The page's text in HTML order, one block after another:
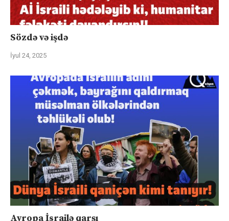
Sözdə və işdə
İyul 24, 2025
Avropa İsrailə qarşı